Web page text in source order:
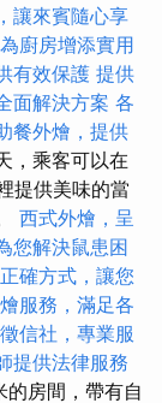
讓來賓隨心享
廚房增添實用
有效保護 提供
面解決方案 各
餐外燴，提供
，乘客可以在
提供美味的當
西式外燴，呈
您解決鼠患困
確方式，讓您
服務，滿足各
信社，專業服
提供法律服務
房間，帶有自